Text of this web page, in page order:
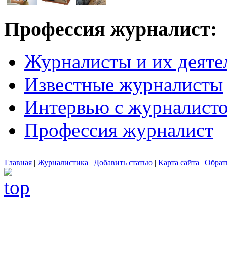
Профессия журналист:
Журналисты и их
Известные журналисты
Интервью с
Профессия журналист
Главная | Журналистика | Добавить статью | Карта сайта |